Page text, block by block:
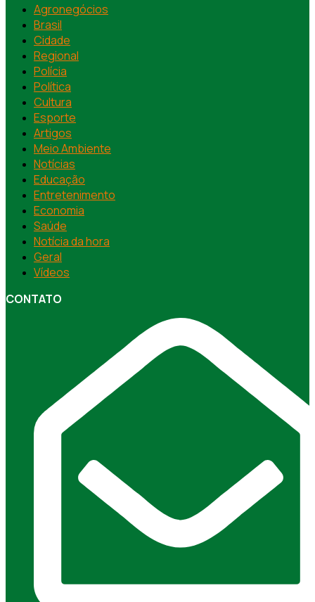
Agronegócios
Brasil
Cidade
Regional
Polícia
Política
Cultura
Esporte
Artigos
Meio Ambiente
Notícias
Educação
Entretenimento
Economia
Saúde
Notícia da hora
Geral
Vídeos
CONTATO